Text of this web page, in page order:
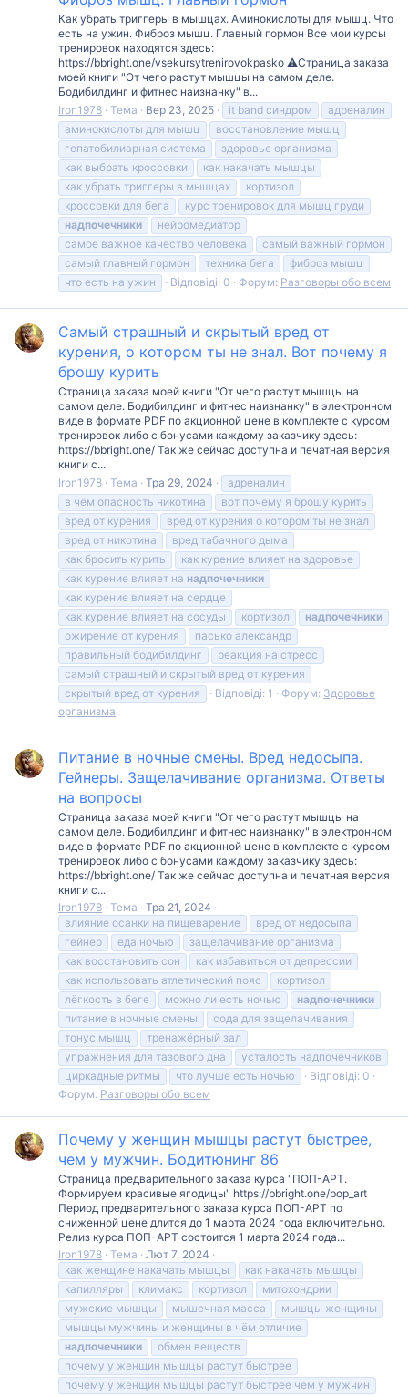
Как убрать триггеры в мышцах. Аминокислоты для мышц. Что
есть на ужин. Фиброз мышц. Главный гормон Все мои курсы
тренировок находятся здесь:
https://bbright.one/vsekursytrenirovokpasko ⚠️Страница заказа
моей книги "От чего растут мышцы на самом деле.
Бодибилдинг и фитнес наизнанку" в...
Iron1978 Тема Вер 23, 2025 it band синдром
адреналин
аминокислоты для мышц
восстановление мышц
гепатобилиарная система
здоровье организма
как выбрать кроссовки
как накачать мышцы
как убрать триггеры в мышцах
кортизол
кроссовки для бега
курс тренировок для мышц груди
надпочечники
нейромедиатор
самое важное качество человека
самый важный гормон
самый главный гормон
техника бега
фиброз мышц
что есть на ужин
Відповіді: 0 Форум: Разговоры обо всем
Самый страшный и скрытый вред от
курения, о котором ты не знал. Вот почему я
брошу курить
Страница заказа моей книги "От чего растут мышцы на
самом деле. Бодибилдинг и фитнес наизнанку" в электронном
виде в формате PDF по акционной цене в комплекте с курсом
тренировок либо с бонусами каждому заказчику здесь:
https://bbright.one/ Так же сейчас доступна и печатная версия
книги с...
Iron1978 Тема Тра 29, 2024
адреналин
в чём опасность никотина
вот почему я брошу курить
вред от курения
вред от курения о котором ты не знал
вред от никотина
вред табачного дыма
как бросить курить
как курение влияет на здоровье
как курение влияет на надпочечники
как курение влияет на сердце
как курение влияет на сосуды
кортизол
надпочечники
ожирение от курения
пасько александр
правильный бодибилдинг
реакция на стресс
самый страшный и скрытый вред от курения
скрытый вред от курения
Відповіді: 1 Форум: Здоровье
организма
Питание в ночные смены. Вред недосыпа.
Гейнеры. Защелачивание организма. Ответы
на вопросы
Страница заказа моей книги "От чего растут мышцы на
самом деле. Бодибилдинг и фитнес наизнанку" в электронном
виде в формате PDF по акционной цене в комплекте с курсом
тренировок либо с бонусами каждому заказчику здесь:
https://bbright.one/ Так же сейчас доступна и печатная версия
книги с...
Iron1978 Тема
Тра 21, 2024
влияние осанки на пищеварение
вред от недосыпа
гейнер
еда ночью
защелачивание организма
как восстановить сон
как избавиться от депрессии
как использовать атлетический пояс
кортизол
лёгкость в беге
можно ли есть ночью
надпочечники
питание в ночные смены
сода для защелачивания
тонус мышц
тренажёрный зал
упражнения для тазового дна
усталость надпочечников
циркадные ритмы
что лучше есть ночью
Відповіді: 0
Форум: Разговоры обо всем
Почему у женщин мышцы растут быстрее,
чем у мужчин. Бодитюнинг 86
Страница предварительного заказа курса "ПОП-АРТ.
Формируем красивые ягодицы" https://bbright.one/pop_art
Период предварительного заказа курса ПОП-АРТ по
сниженной цене длится до 1 марта 2024 года включительно.
Релиз курса ПОП-АРТ состоится 1 марта 2024 года...
Iron1978 Тема
Лют 7, 2024
как женщине накачать мышцы
как накачать мышцы
капилляры
климакс кортизол
митохондрии
мужские мышцы
мышечная масса
мышцы женщины
мышцы мужчины и женщины в чём отличие
надпочечники
обмен веществ
почему у женщин мышцы растут быстрее
почему у женщин мышцы растут быстрее чем у мужчин